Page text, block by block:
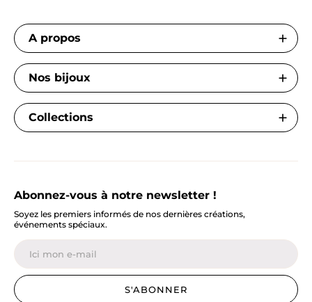
A propos
Nos bijoux
Collections
Abonnez-vous à notre newsletter !
Soyez les premiers informés de nos dernières créations,
événements spéciaux.